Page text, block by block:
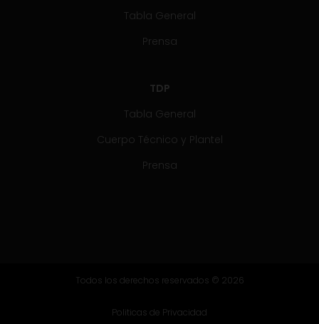
Tabla General
Prensa
TDP
Tabla General
Cuerpo Técnico y Plantel
Prensa
Todos los derechos reservados © 2026
Politicas de Privacidad